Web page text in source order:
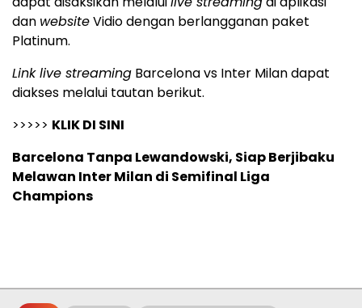
dan websiteVidio dengan berlangganan paket
Platinum.
Link live streaming Barcelona vs Inter Milan dapat
diakses melalui tautan berikut.
>>>>> KLIK DI SINI
Barcelona Tanpa Lewandowski, Siap Berjibaku
Melawan Inter Milan di Semifinal Liga
Champions